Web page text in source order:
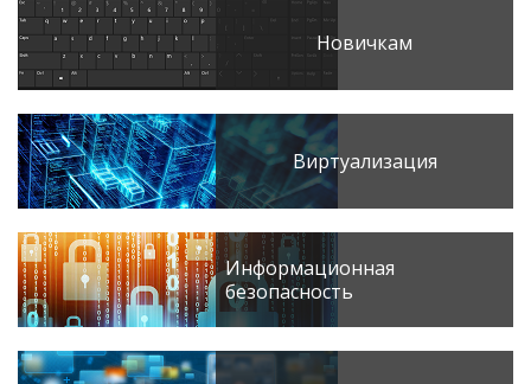
Новичкам
Виртуализация
Информационная
безопасность